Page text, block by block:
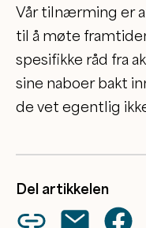
Vår tilnærming er
til å møte
spesifikke råd fra
sine naboer bakt
de vet egentlig
Del artikkelen